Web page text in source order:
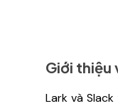
Giới thiệu
Lark và